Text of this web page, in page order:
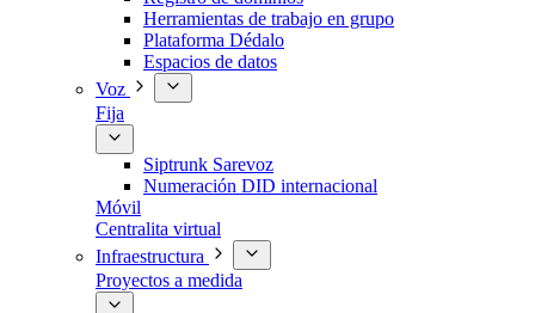
Herramientas de trabajo en grupo
Plataforma Dédalo
Espacios de datos
Voz
Fija
Siptrunk Sarevoz
Numeración DID internacional
Móvil
Centralita virtual
Infraestructura
Proyectos a medida